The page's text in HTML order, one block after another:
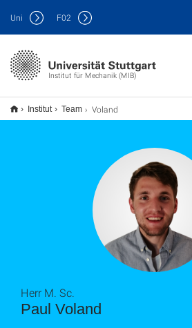
Institut für Mechanik (MIB)
Uni F02
Institut Team Voland
Paul Voland
Herr M. Sc.